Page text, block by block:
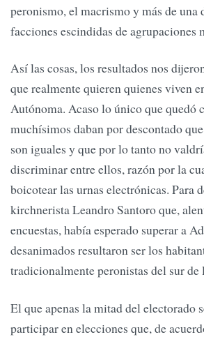
peronismo, el macrismo y más de una
facciones escindidas de agrupaciones
Así las cosas, los resultados nos
que realmente quieren quienes viven
Autónoma. Acaso lo único que quedó
muchísimos daban por descontado
son iguales y que por lo tanto no
discriminar entre ellos, razón por la
boicotear las urnas electrónicas. Para
kirchnerista Leandro Santoro que,
encuestas, había esperado superar a
desanimados resultaron ser los
tradicionalmente peronistas del sur de
El que apenas la mitad del electorado
participar en elecciones que, de